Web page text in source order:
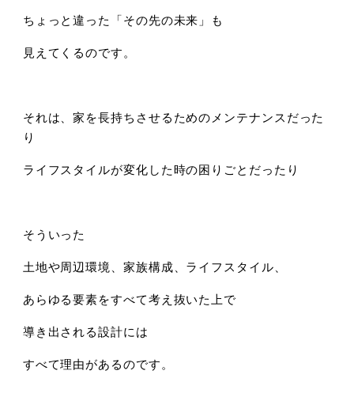
ちょっと違った「その先の未来」も
見えてくるのです。
それは、家を長持ちさせるためのメンテナンスだった
り
ライフスタイルが変化した時の困りごとだったり
そういった
土地や周辺環境、家族構成、ライフスタイル、
あらゆる要素をすべて考え抜いた上で
導き出される設計には
すべて理由があるのです。